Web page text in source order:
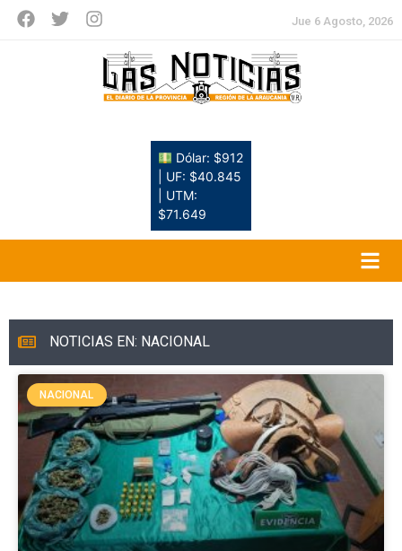
Jue 6 Agosto, 2026
Dólar: $912
| UF: $40.845
| UTM:
$71.649
NOTICIAS EN: NACIONAL
NACIONAL